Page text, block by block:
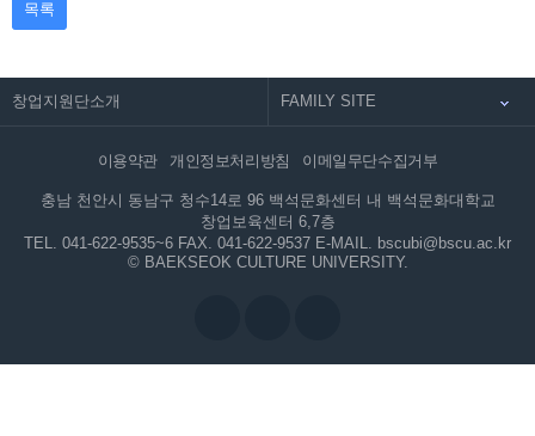
목록
창업지원단소개
이용약관 개인정보처리방침 이메일무단수집거부
충남 천안시 동남구 청수14로 96 백석문화센터 내 백석문화대학교
창업보육센터 6,7층
TEL. 041-622-9535~6 FAX. 041-622-9537 E-MAIL. bscubi@bscu.ac.kr
© BAEKSEOK CULTURE UNIVERSITY.